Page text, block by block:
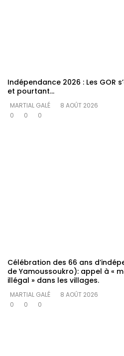
Indépendance 2026 : Les GOR
et pourtant…
MARTIAL GALÉ
8 AOÛT 2026
0
0 0
Célébration des 66 ans
de Yamoussoukro): appel à «
illégal » dans les villages.
MARTIAL GALÉ
8 AOÛT 2026
0
0 0